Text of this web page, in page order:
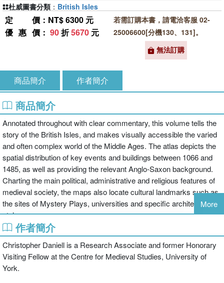
定價 ：NT$ 6300 元
優惠價 ： 90折5670 元
若需訂購本書，請電洽客服 02-
25006600[分機130、131]。
無法訂購
杜威圖書分類 ： British Isles
商品簡介 作者簡介
商品簡介
Annotated throughout with clear commentary, this volume tells the
story of the British Isles, and makes visually accessible the varied
and often complex world of the Middle Ages. The atlas depicts the
spatial distribution of key events and buildings between 1066 and
1485, as well as providing the relevant Anglo-Saxon background.
Charting the main political, administrative and religious features of
medieval society, the maps also locate cultural landmarks such as
the sites of Mystery Plays, universities and specific architectural
styles.
Complete with recommended further reading, this volume is an
indispensable reference resource for all students of medieval
British history.
More
作者簡介
Christopher Daniell is a Research Associate and former Honorary
Visiting Fellow at the Centre for Medieval Studies, University of
York.